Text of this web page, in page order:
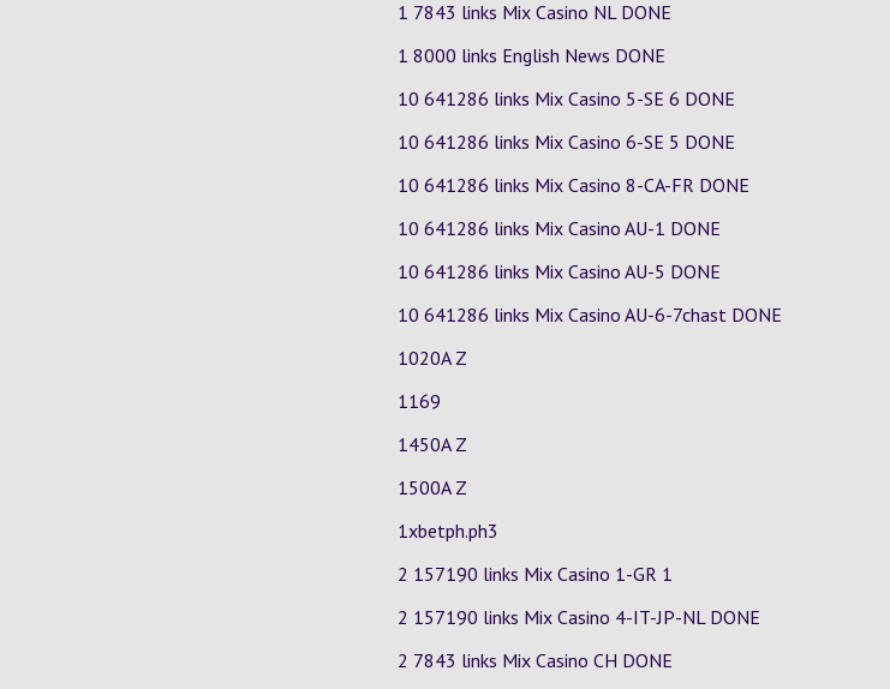
1 7843 links Mix Casino NL DONE
1 8000 links English News DONE
10 641286 links Mix Casino 5-SE 6 DONE
10 641286 links Mix Casino 6-SE 5 DONE
10 641286 links Mix Casino 8-CA-FR DONE
10 641286 links Mix Casino AU-1 DONE
10 641286 links Mix Casino AU-5 DONE
10 641286 links Mix Casino AU-6-7chast DONE
1020A Z
1169
1450A Z
1500A Z
1xbetph.ph3
2 157190 links Mix Casino 1-GR 1
2 157190 links Mix Casino 4-IT-JP-NL DONE
2 7843 links Mix Casino CH DONE